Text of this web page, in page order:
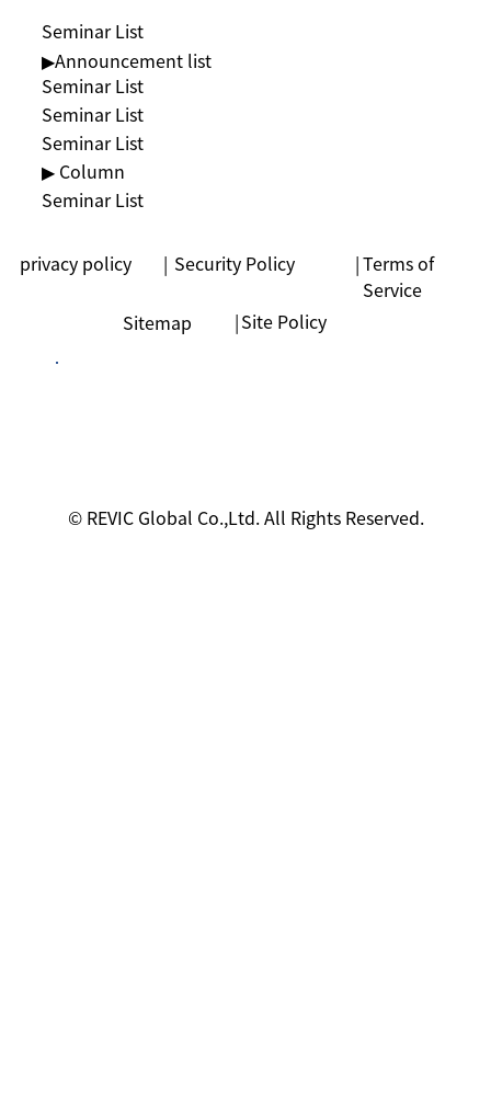
Seminar List
▶︎Announcement list
Seminar List
Seminar List
Seminar List
▶ Column
Seminar List
Sitemap Site Policy
|
privacy policy Security Policy
Terms of
Service
| |
© REVIC Global Co.,Ltd. All Rights Reserved.